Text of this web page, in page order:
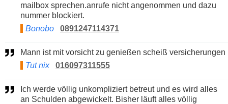
mailbox sprechen.anrufe nicht angenommen und dazu
nummer blockiert.
Bonobo
0891247114371
Mann ist mit vorsicht zu genießen scheiß versicherungen
Tut nix
016097311555
an Schulden abgewickelt. Bisher läuft alles völlig